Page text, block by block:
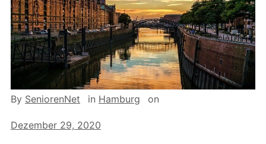
By SeniorenNet in Hamburg on
Dezember 29, 2020